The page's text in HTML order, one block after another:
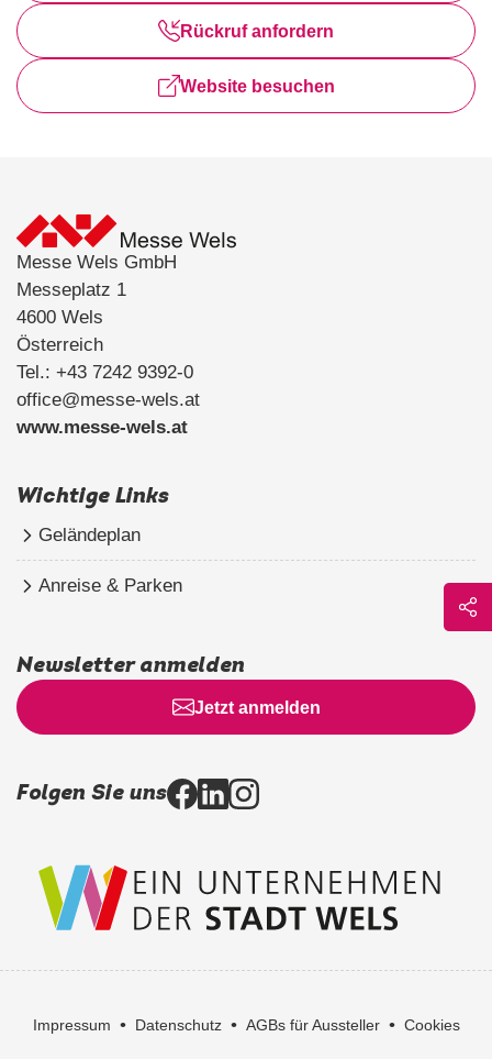
Rückruf anfordern
Website besuchen
Messe Wels GmbH
Messeplatz 1
4600 Wels
Österreich
Tel.: +43 7242 9392-0
office@messe-wels.at
www.messe-wels.at
Wichtige Links
Geländeplan
Anreise & Parken
Newsletter anmelden
Jetzt anmelden
Folgen Sie uns
Impressum • Datenschutz • AGBs für Aussteller • Cookies